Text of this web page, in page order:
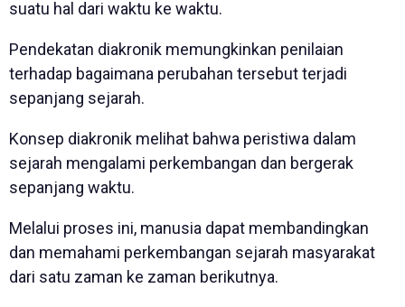
suatu hal dari waktu ke waktu.
Pendekatan diakronik memungkinkan penilaian
terhadap bagaimana perubahan tersebut terjadi
sepanjang sejarah.
Konsep diakronik melihat bahwa peristiwa dalam
sejarah mengalami perkembangan dan bergerak
sepanjang waktu.
Melalui proses ini, manusia dapat membandingkan
dan memahami perkembangan sejarah masyarakat
dari satu zaman ke zaman berikutnya.